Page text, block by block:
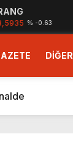
% -0.63
DİĞER